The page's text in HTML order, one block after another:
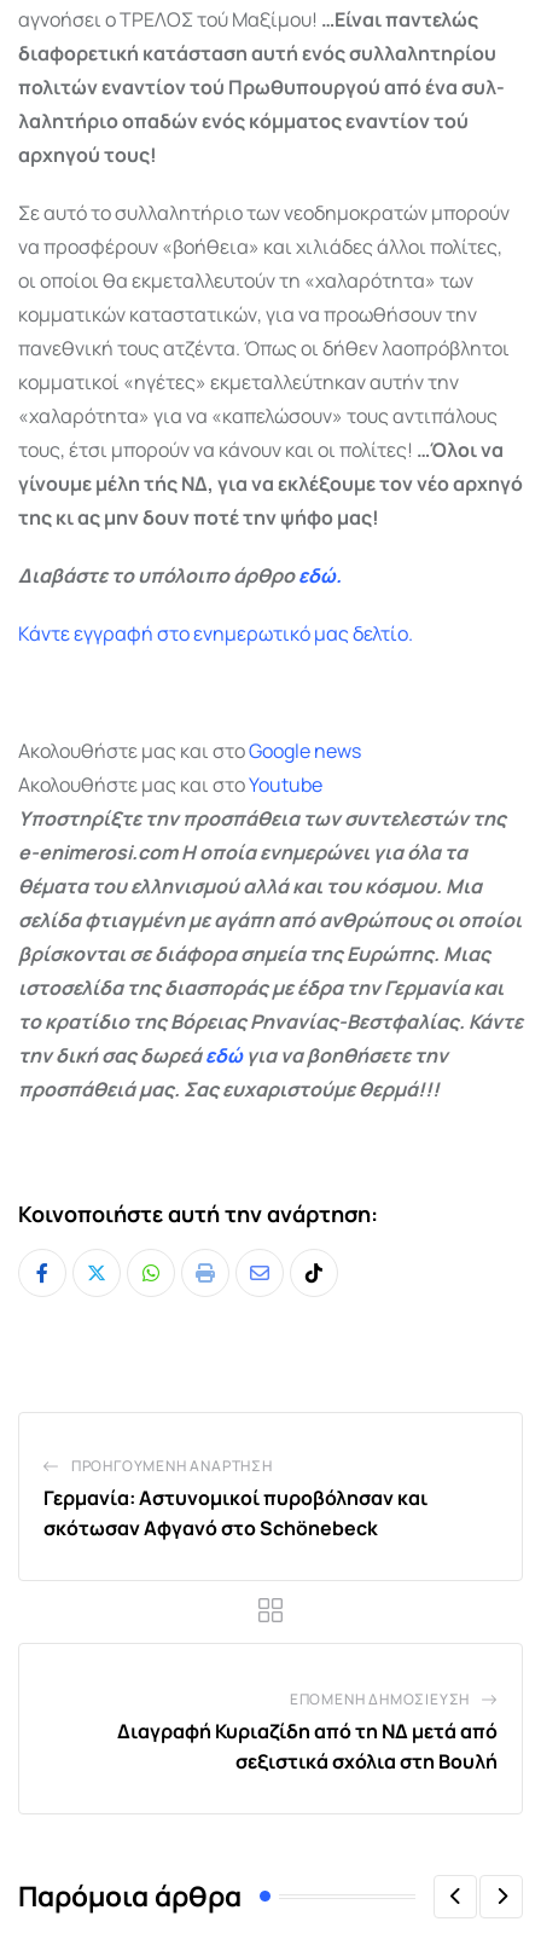
αγνοήσει ο ΤΡΕΛΟΣ τού Μαξίμου! …Είναι παντελώς
διαφορετική κατά­σταση αυτή ενός συλλαλητη­ρίου
πολι­τών εναντίον τού Πρωθυ­πουρ­γού από ένα συλ­
λα­λητήριο οπα­δών ενός κόμ­μα­τος εναντίον τού
αρχηγού τους!
Σε αυτό το συλλαλητήριο των νεοδημοκρατών μπορούν
να προ­σφέρουν «βοήθεια» και χιλιάδες άλλοι πολίτες,
οι οποίοι θα εκμεταλλευτούν τη «χαλαρότητα» των
κομματικών καταστατικών, για να προωθήσουν την
πανεθνική τους ατζέντα. Όπως οι δήθεν λαοπρόβλητοι
κομματικοί «ηγέτες» εκμεταλλεύτηκαν αυτήν την
«χαλαρότητα» για να «καπελώσουν» τους αντιπάλους
τους, έτσι μπορούν να κάνουν και οι πολίτες! …Όλοι να
γίνουμε μέλη τής ΝΔ, για να εκλέξουμε τον νέο αρχηγό
της κι ας μην δουν ποτέ την ψήφο μας!
Διαβάστε το υπόλοιπο άρθροεδώ.
Κάντε εγγραφή στο ενημερωτικό μας δελτίο.
Ακολουθήστε μας και στοGooglenews
Ακολουθήστε μας και στοYoutube
Υποστηρίξτε την προσπάθεια των συντελεστών της
e-enimerosi.com Η οποία ενημερώνει για όλα τα
θέματα του ελληνισμού αλλά και του κόσμου. Μια
σελίδα φτιαγμένη με αγάπη από ανθρώπους οι οποίοι
βρίσκονται σε διάφορα σημεία της Ευρώπης. Μιας
ιστοσελίδα της διασποράς με έδρα την Γερμανία και
το κρατίδιο της Βόρειας Ρηνανίας-Βεστφαλίας. Κάντε
την δική σας δωρεάεδώγια να βοηθήσετε την
προσπάθειά μας. Σας ευχαριστούμε θερμά!!!
Κοινοποιήστε αυτή την ανάρτηση:
Whatsapp
Print
ShareTiktok
ΠΡΟΗΓΟΎΜΕΝΗ ΑΝΆΡΤΗΣΗ
Γερμανία: Αστυνομικοί πυροβόλησαν και
σκότωσαν Αφγανό στο Schönebeck
ΕΠΌΜΕΝΗ ΔΗΜΟΣΊΕΥΣΗ
Διαγραφή Κυριαζίδη από τη ΝΔ μετά από
σεξιστικά σχόλια στη Βουλή
Παρόμοια άρθρα